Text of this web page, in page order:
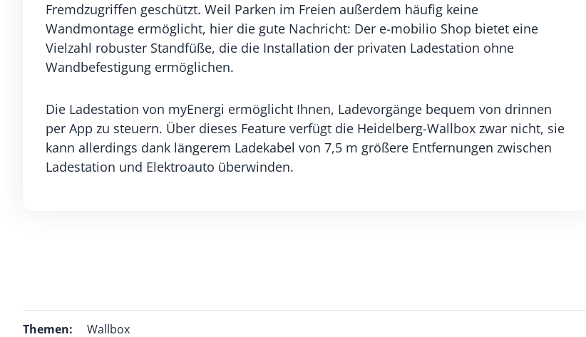
Fremdzugriffen geschützt. Weil Parken im Freien außerdem häufig keine
Wandmontage ermöglicht, hier die gute Nachricht: Der e-mobilio Shop bietet eine
Vielzahl robuster Standfüße, die die Installation der privaten Ladestation ohne
Wandbefestigung ermöglichen.
Die Ladestation von myEnergi ermöglicht Ihnen, Ladevorgänge bequem von drinnen
per App zu steuern. Über dieses Feature verfügt die Heidelberg-Wallbox zwar nicht, sie
kann allerdings dank längerem Ladekabel von 7,5 m größere Entfernungen zwischen
Ladestation und Elektroauto überwinden.
Themen: Wallbox